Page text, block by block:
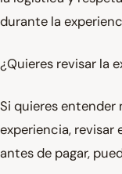
durante la
¿Quieres revisar la
Si quieres
experiencia, revisar
antes de pagar,